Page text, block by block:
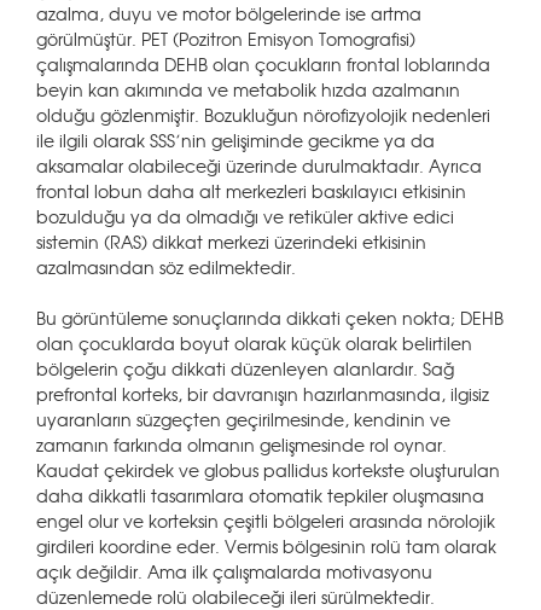
azalma, duyu ve motor bölgelerinde ise artma
görülmüştür. PET (Pozitron Emisyon Tomografisi)
çalışmalarında DEHB olan çocukların frontal loblarında
beyin kan akımında ve metabolik hızda azalmanın
olduğu gözlenmiştir. Bozukluğun nörofizyolojik nedenleri
ile ilgili olarak SSS’nin gelişiminde gecikme ya da
aksamalar olabileceği üzerinde durulmaktadır. Ayrıca
frontal lobun daha alt merkezleri baskılayıcı etkisinin
bozulduğu ya da olmadığı ve retiküler aktive edici
sistemin (RAS) dikkat merkezi üzerindeki etkisinin
azalmasından söz edilmektedir.
Bu görüntüleme sonuçlarında dikkati çeken nokta; DEHB
olan çocuklarda boyut olarak küçük olarak belirtilen
bölgelerin çoğu dikkati düzenleyen alanlardır. Sağ
prefrontal korteks, bir davranışın hazırlanmasında, ilgisiz
uyaranların süzgeçten geçirilmesinde, kendinin ve
zamanın farkında olmanın gelişmesinde rol oynar.
Kaudat çekirdek ve globus pallidus kortekste oluşturulan
daha dikkatli tasarımlara otomatik tepkiler oluşmasına
engel olur ve korteksin çeşitli bölgeleri arasında nörolojik
girdileri koordine eder. Vermis bölgesinin rolü tam olarak
açık değildir. Ama ilk çalışmalarda motivasyonu
düzenlemede rolü olabileceği ileri sürülmektedir.